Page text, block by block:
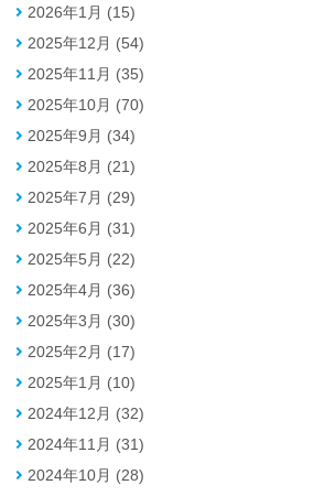
2026年1月 (15)
2025年12月 (54)
2025年11月 (35)
2025年10月 (70)
2025年9月 (34)
2025年8月 (21)
2025年7月 (29)
2025年6月 (31)
2025年5月 (22)
2025年4月 (36)
2025年3月 (30)
2025年2月 (17)
2025年1月 (10)
2024年12月 (32)
2024年11月 (31)
2024年10月 (28)